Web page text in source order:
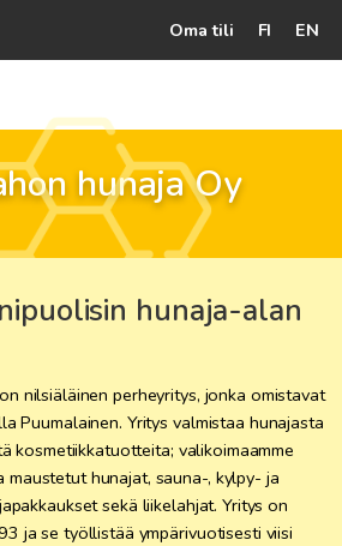
Oma tili FI EN
hunaja Oy
hunaja-alan
nilsiäläinen perheyritys, jonka omistavat
Puumalainen. Yritys valmistaa hunajasta
kosmetiikkatuotteita; valikoimaamme
maustetut hunajat, sauna-, kylpy- ja
sekä liikelahjat. Yritys on
ja se työllistää ympärivuotisesti viisi